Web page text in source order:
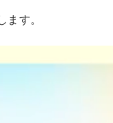
す。